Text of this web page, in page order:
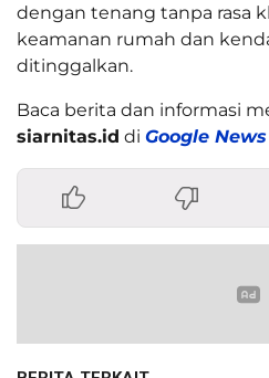
dengan tenang tanpa rasa
keamanan rumah dan
ditinggalkan.
Baca berita dan informasi
siarnitas.id di Google News